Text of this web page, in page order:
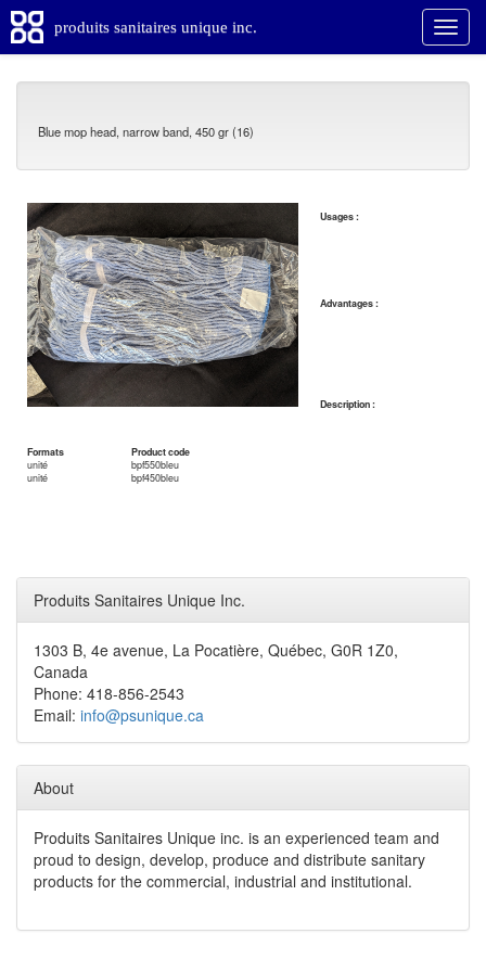
produits sanitaires unique inc.
Blue mop head, narrow band, 450 gr (16)
Formats
Product code
unité
bpf550bleu
unité
bpf450bleu
Usages :
Advantages :
Description :
Produits Sanitaires Unique Inc.
1303 B, 4e avenue, La Pocatière, Québec, G0R 1Z0,
Canada
Phone: 418-856-2543
Email: info@psunique.ca
About
Produits Sanitaires Unique inc. is an experienced team and
proud to design, develop, produce and distribute sanitary
products for the commercial, industrial and institutional.